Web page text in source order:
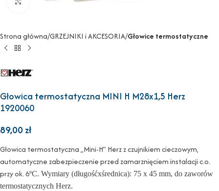
Powiększ
Strona główna GRZEJNIKI i AKCESORIA Głowice termostatyczne
Głowica termostatyczna MINI H M28x1,5 Herz
1920060
89,00zł
Głowica termostatyczna „Mini-H” Herz z czujnikiem cieczowym,
automatyczne zabezpieczenie przed zamarznięciem instalacji c.o.
przy ok. 6ºC. Wymiary (długośćxśrednica): 75 x 45 mm, do zaworów
termostatycznych Herz.